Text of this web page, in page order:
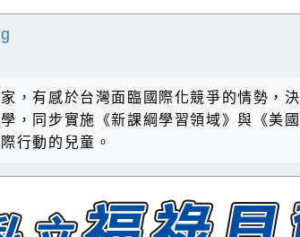
，有感於台灣面臨國際化競爭的情勢，
，同步實施《新課綱學習領域》與《
行動的兒童。